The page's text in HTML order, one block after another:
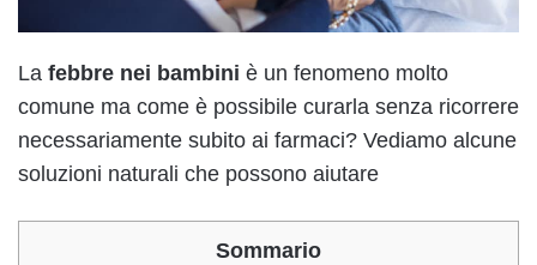
La febbre nei bambini è un fenomeno molto
comune ma come è possibile curarla senza ricorrere
necessariamente subito ai farmaci? Vediamo alcune
soluzioni naturali che possono aiutare
Sommario